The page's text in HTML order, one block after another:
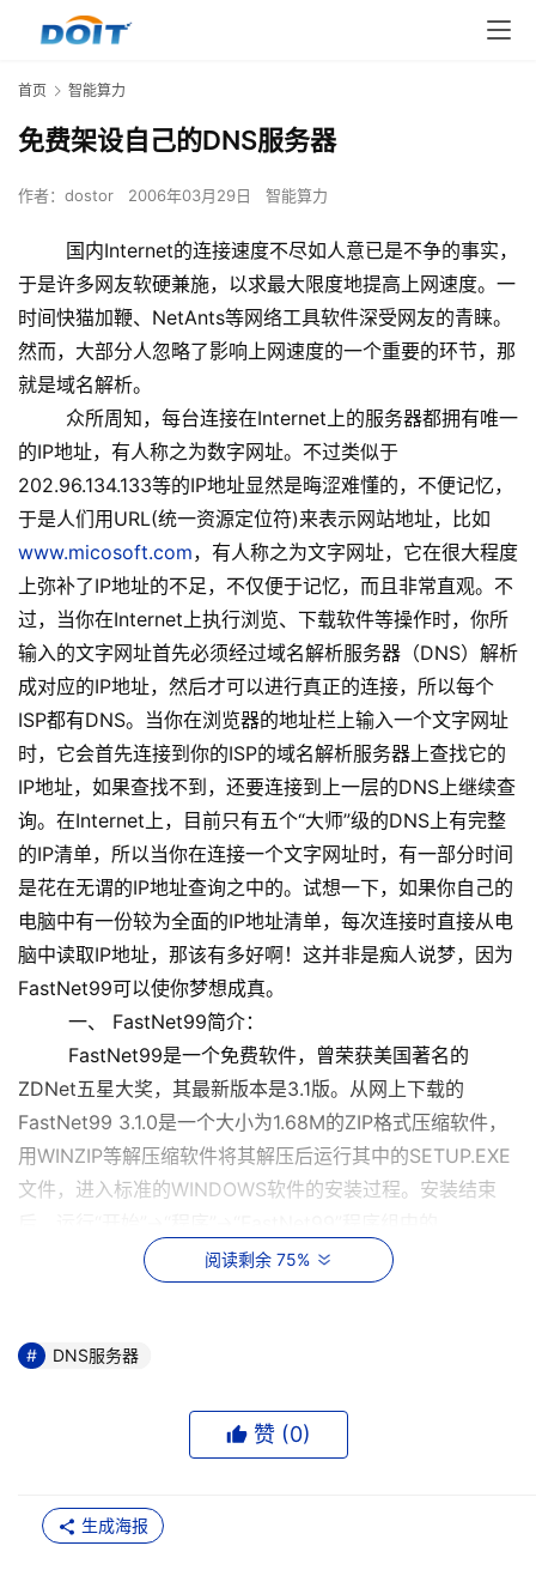
首页 智能算力
免费架设自己的DNS服务器
作者： dostor 2006年03月29日 智能算力
国内Internet的连接速度不尽如人意已是不争的事实，
于是许多网友软硬兼施，以求最大限度地提高上网速度。一
时间快猫加鞭、NetAnts等网络工具软件深受网友的青睐。
然而，大部分人忽略了影响上网速度的一个重要的环节，那
就是域名解析。
众所周知，每台连接在Internet上的服务器都拥有唯一
的IP地址，有人称之为数字网址。不过类似于
202.96.134.133等的IP地址显然是晦涩难懂的，不便记忆，
于是人们用URL(统一资源定位符)来表示网站地址，比如
www.micosoft.com，有人称之为文字网址，它在很大程度
上弥补了IP地址的不足，不仅便于记忆，而且非常直观。不
过，当你在Internet上执行浏览、下载软件等操作时，你所
输入的文字网址首先必须经过域名解析服务器（DNS）解析
成对应的IP地址，然后才可以进行真正的连接，所以每个
ISP都有DNS。当你在浏览器的地址栏上输入一个文字网址
时，它会首先连接到你的ISP的域名解析服务器上查找它的
IP地址，如果查找不到，还要连接到上一层的DNS上继续查
询。在Internet上，目前只有五个“大师”级的DNS上有完整
的IP清单，所以当你在连接一个文字网址时，有一部分时间
是花在无谓的IP地址查询之中的。试想一下，如果你自己的
电脑中有一份较为全面的IP地址清单，每次连接时直接从电
脑中读取IP地址，那该有多好啊！这并非是痴人说梦，因为
FastNet99可以使你梦想成真。
一、 FastNet99简介：
FastNet99是一个免费软件，曾荣获美国著名的
ZDNet五星大奖，其最新版本是3.1版。从网上下载的
FastNet99 3.1.0是一个大小为1.68M的ZIP格式压缩软件，
用WINZIP等解压缩软件将其解压后运行其中的SETUP.EXE
文件，进入标准的WINDOWS软件的安装过程。安装结束
FastNet99，即可启动程序，进入主界面。FastNet99的界
面非常简洁，上方是四个菜单和工具栏，中间是Add（添
签）和History（历史记录）等五个选项卡，通过它们你可
前IP清单中服务器的数量、最近的操作及当前电脑的IP地
FastNet99采用多种方法修改Windows目录下的
阅读剩余 75%
DNS服务器
赞 (0)
生成海报